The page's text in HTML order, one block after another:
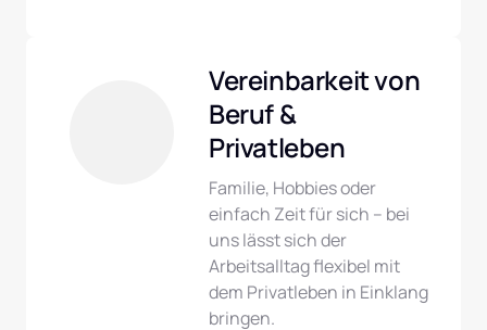
Vereinbarkeit von
Beruf &
Privatleben
Familie, Hobbies oder
einfach Zeit für sich – bei
uns lässt sich der
Arbeitsalltag flexibel mit
dem Privatleben in Einklang
bringen.